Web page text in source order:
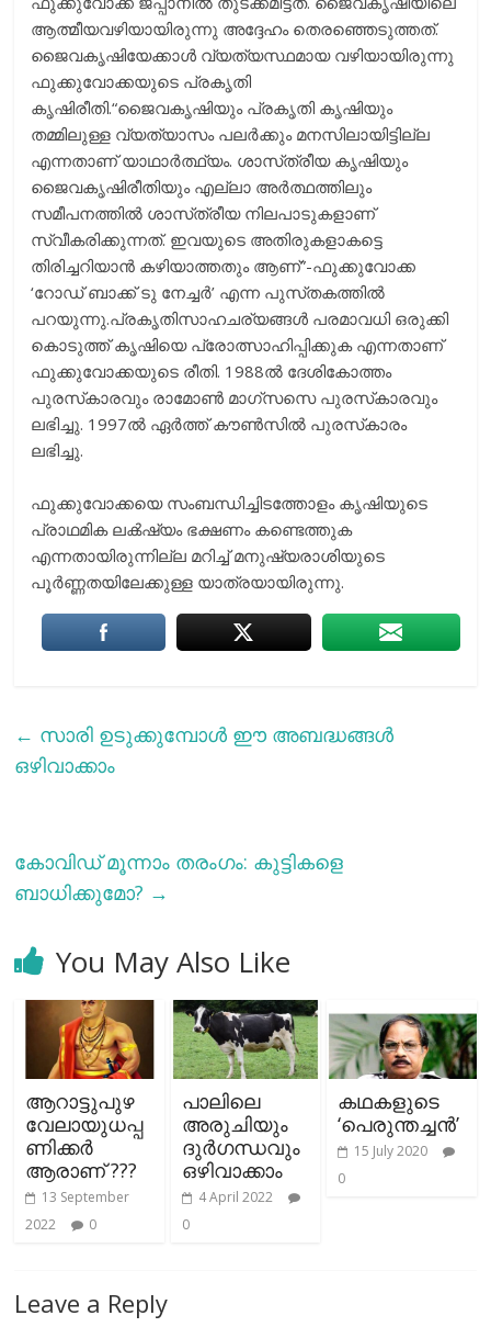
ആത്മീയവഴിയായിരുന്നു അദ്ദേഹം തെരഞ്ഞെടുത്തത്‌.
ജൈവകൃഷിയേക്കാള്‍ വ്യത്യസ്ഥമായ വഴിയായിരുന്നു
ഫുക്കുവോക്കയുടെ പ്രകൃതി
കൃഷിരീതി.“ജൈവകൃഷിയും പ്രകൃതി കൃഷിയും
തമ്മിലുള്ള വ്യത്യാസം പലര്‍ക്കും മനസിലായിട്ടില്ല
എന്നതാണ്‌ യാഥാര്‍ത്ഥ്യം. ശാസ്‌ത്രീയ കൃഷിയും
ജൈവകൃഷിരീതിയും എല്ലാ അര്‍ത്ഥത്തിലും
സമീപനത്തില്‍ ശാസ്‌ത്രീയ നിലപാടുകളാണ്‌
സ്വീകരിക്കുന്നത്‌. ഇവയുടെ അതിരുകളാകട്ടെ
തിരിച്ചറിയാന്‍ കഴിയാത്തതും ആണ്‌”-ഫുക്കുവോക്ക
‘റോഡ്‌ ബാക്ക്‌ ടു നേച്ചര്‍’ എന്ന പുസ്‌തകത്തില്‍
പറയുന്നു.പ്രകൃതിസാഹചര്യങ്ങള്‍ പരമാവധി ഒരുക്കി
കൊടുത്ത്‌ കൃഷിയെ പ്രോത്സാഹിപ്പിക്കുക എന്നതാണ്‌
ഫുക്കുവോക്കയുടെ രീതി. 1988ല്‍ ദേശികോത്തം
പുരസ്‌കാരവും രാമോണ്‍ മാഗ്‌സസെ പുരസ്‌കാരവും
ലഭിച്ചു. 1997ല്‍ ഏര്‍ത്ത്‌ കൗണ്‍സില്‍ പുരസ്‌കാരം
ലഭിച്ചു.
ഫുക്കുവോക്കയെ സംബന്ധിച്ചിടത്തോളം കൃഷിയുടെ
പ്രാഥമിക ലക്‍ഷ്യം ഭക്ഷണം കണ്ടെത്തുക
എന്നതായിരുന്നില്ല മറിച്ച്‌ മനുഷ്യരാശിയുടെ
പൂര്‍ണ്ണതയിലേക്കുള്ള യാത്രയായിരുന്നു.
← സാരി ഉടുക്കുമ്പോള്‍ ഈ അബദ്ധങ്ങള്‍
ഒഴിവാക്കാം
കോവിഡ് മൂന്നാം തരംഗം: കുട്ടികളെ
ബാധിക്കുമോ? →
You May Also Like
ആറാട്ടുപുഴ
വേലായുധപ്പ
ണിക്കർ
ആരാണ് ???
13 September
2022
0
പാലിലെ
അരുചിയും
ദുര്‍ഗന്ധവും
ഒഴിവാക്കാം
4 April 2022
0
കഥകളുടെ
‘പെരുന്തച്ചന്‍’
15 July 2020
0
Leave a Reply